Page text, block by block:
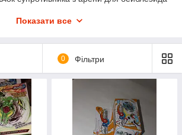
для Beyblade
Показати все
0 Фільтри